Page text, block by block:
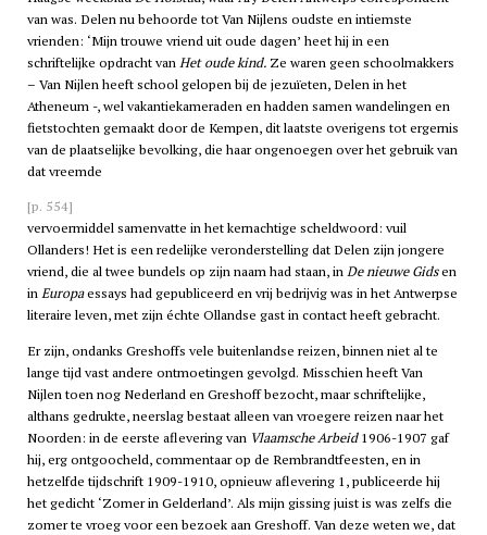
van was. Delen nu behoorde tot Van Nijlens oudste en intiemste
vrienden: ‘Mijn trouwe vriend uit oude dagen’ heet hij in een
schriftelijke opdracht vanHet oude kind.Ze waren geen schoolmakkers
– Van Nijlen heeft school gelopen bij de jezuïeten, Delen in het
Atheneum -, wel vakantiekameraden en hadden samen wandelingen en
fietstochten gemaakt door de Kempen, dit laatste overigens tot ergernis
van de plaatselijke bevolking, die haar ongenoegen over het gebruik van
dat vreemde
[p. 554]
vervoermiddel samenvatte in het kernachtige scheldwoord: vuil
Ollanders! Het is een redelijke veronderstelling dat Delen zijn jongere
vriend, die al twee bundels op zijn naam had staan, inDe nieuwe Gidsen
inEuropaessays had gepubliceerd en vrij bedrijvig was in het Antwerpse
literaire leven, met zijn échte Ollandse gast in contact heeft gebracht.
Er zijn, ondanks Greshoffs vele buitenlandse reizen, binnen niet al te
lange tijd vast andere ontmoetingen gevolgd. Misschien heeft Van
Nijlen toen nog Nederland en Greshoff bezocht, maar schriftelijke,
althans gedrukte, neerslag bestaat alleen van vroegere reizen naar het
Noorden: in de eerste aflevering van Vlaamsche Arbeid1906-1907 gaf
hij, erg ontgoocheld, commentaar op de Rembrandtfeesten, en in
hetzelfde tijdschrift 1909-1910, opnieuw aflevering 1, publiceerde hij
het gedicht ‘Zomer in Gelderland’. Als mijn gissing juist is was zelfs die
zomer te vroeg voor een bezoek aan Greshoff. Van deze weten we, dat